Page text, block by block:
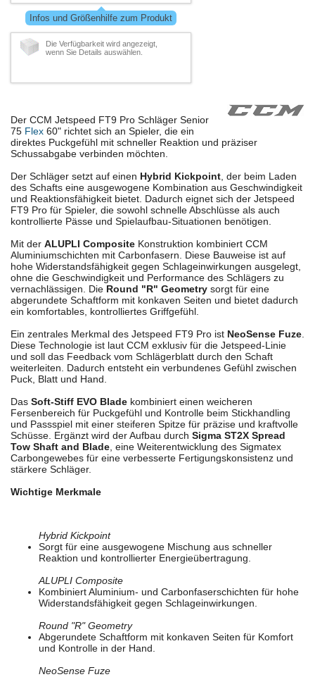
Infos und Größenhilfe zum Produkt
Die Verfügbarkeit wird angezeigt,
wenn Sie Details auswählen.
Der CCM Jetspeed FT9 Pro Schläger Senior
75 Flex 60" richtet sich an Spieler, die ein
direktes Puckgefühl mit schneller Reaktion und präziser
Schussabgabe verbinden möchten.
Der Schläger setzt auf einen Hybrid Kickpoint, der beim Laden
des Schafts eine ausgewogene Kombination aus Geschwindigkeit
und Reaktionsfähigkeit bietet. Dadurch eignet sich der Jetspeed
FT9 Pro für Spieler, die sowohl schnelle Abschlüsse als auch
kontrollierte Pässe und Spielaufbau-Situationen benötigen.
Mit der ALUPLI Composite Konstruktion kombiniert CCM
Aluminiumschichten mit Carbonfasern. Diese Bauweise ist auf
hohe Widerstandsfähigkeit gegen Schlageinwirkungen ausgelegt,
ohne die Geschwindigkeit und Performance des Schlägers zu
vernachlässigen. Die Round "R" Geometry sorgt für eine
abgerundete Schaftform mit konkaven Seiten und bietet dadurch
ein komfortables, kontrolliertes Griffgefühl.
Ein zentrales Merkmal des Jetspeed FT9 Pro ist NeoSense Fuze.
Diese Technologie ist laut CCM exklusiv für die Jetspeed-Linie
und soll das Feedback vom Schlägerblatt durch den Schaft
weiterleiten. Dadurch entsteht ein verbundenes Gefühl zwischen
Puck, Blatt und Hand.
Das Soft-Stiff EVO Blade kombiniert einen weicheren
Fersenbereich für Puckgefühl und Kontrolle beim Stickhandling
und Passspiel mit einer steiferen Spitze für präzise und kraftvolle
Schüsse. Ergänzt wird der Aufbau durch Sigma ST2X Spread
Tow Shaft and Blade, eine Weiterentwicklung des Sigmatex
Carbongewebes für eine verbesserte Fertigungskonsistenz und
stärkere Schläger.
Wichtige Merkmale
Hybrid Kickpoint
Sorgt für eine ausgewogene Mischung aus schneller
Reaktion und kontrollierter Energieübertragung.
ALUPLI Composite
Kombiniert Aluminium- und Carbonfaserschichten für hohe
Widerstandsfähigkeit gegen Schlageinwirkungen.
Round "R" Geometry
Abgerundete Schaftform mit konkaven Seiten für Komfort
und Kontrolle in der Hand.
NeoSense Fuze